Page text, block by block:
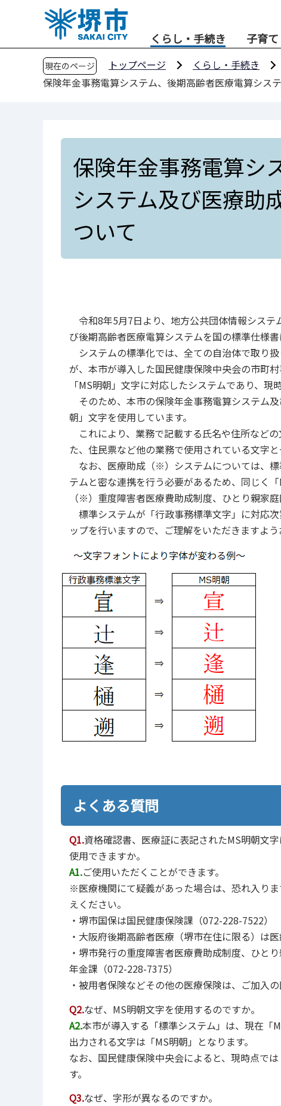
くらし・手続き 子育
現在のページ トップページ くらし・手続き
保険年金事務電算システム、後期高齢者医療電算シス
保険年金事務電算シ
システム及び医療助
ついて
令和8年5⽉7⽇より、地⽅公共団体情報シス
び後期⾼齢者医療電算システムを国の標準仕様
システムの標準化では、全ての⾃治体で取り
が、本市が導⼊した国民健康保険中央会の市町
「MS明朝」⽂字に対応したシステムであり、
そのため、本市の保険年⾦事務電算システム
朝」⽂字を使⽤しています。
これにより、業務で記載する⽒名や住所など
た、住民票など他の業務で使用されている文字と
なお、医療助成（※）システムについては、
テムと密な連携を⾏う必要があるため、同じく「
（※）重度障害者医療費助成制度、ひとり親家
標準システムが「⾏政事務標準⽂字」に対応
ップを行いますので、ご理解をいただきますよう
よくある質問
Q1.資格確認書、医療証に表記されたMS明朝文
使用できますか。
A1.ご使用いただくことができます。
※医療機関にて疑義があった場合は、恐れ入り
えください。
・堺市国保は国民健康保険課（072-228-7522）
・大阪府後期高齢者医療（堺市在住に限る）は
・堺市発行の重度障害者医療費助成制度、ひと
年金課（072-228-7375）
・被用者保険などその他の医療保険は、ご加入
Q2.なぜ、MS明朝文字を使用するのですか。
A2.本市が導入する「標準システム」は、現在「
出力される文字は「MS明朝」となります。
なお、国⺠健康保険中央会によると、現時点で
す。
Q3.なぜ、字形が異なるのですか。